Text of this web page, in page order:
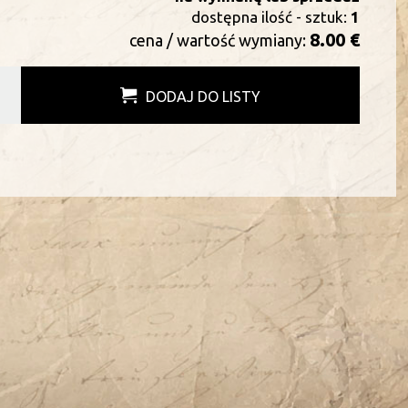
dostępna ilość - sztuk: 1
cena / wartość wymiany: 8.00 €
DODAJ DO LISTY